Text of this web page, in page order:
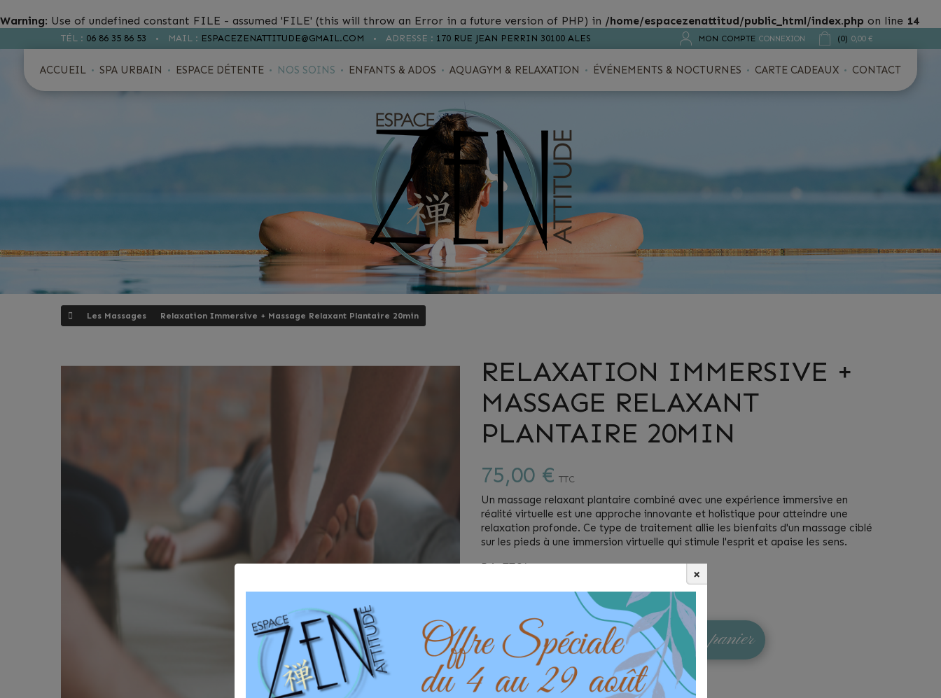
Warning: Use of undefined constant FILE - assumed 'FILE' (this will throw an Error in a future version of PHP) in /home/espacezenattitud/public_html/index.php on line 14
TÉL : 06 86 35 86 53 MAIL : ESPACEZENATTITUDE@GMAIL.COM ADRESSE : 170 RUE JEAN PERRIN 30100 ALES MON COMPTE CONNEXION (0) 0,00 €
ACCUEIL SPA URBAIN ESPACE DÉTENTE NOS SOINS ENFANTS & ADOS AQUAGYM & RELAXATION ÉVÉNEMENTS & NOCTURNES CARTE CADEAUX CONTACT
Les Massages Relaxation Immersive + Massage Relaxant Plantaire 20min
RELAXATION IMMERSIVE +
MASSAGE RELAXANT
PLANTAIRE 20MIN
75,00 € TTC
Un massage relaxant plantaire combiné avec une expérience immersive en
réalité virtuelle est une approche innovante et holistique pour atteindre une
relaxation profonde. Ce type de traitement allie les bienfaits d'un massage ciblé
sur les pieds à une immersion virtuelle qui stimule l'esprit et apaise les sens.
Prix TTC/personne.
Ajouter au panier
DÉTAILS
×